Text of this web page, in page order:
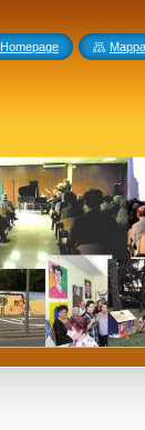
Homepage